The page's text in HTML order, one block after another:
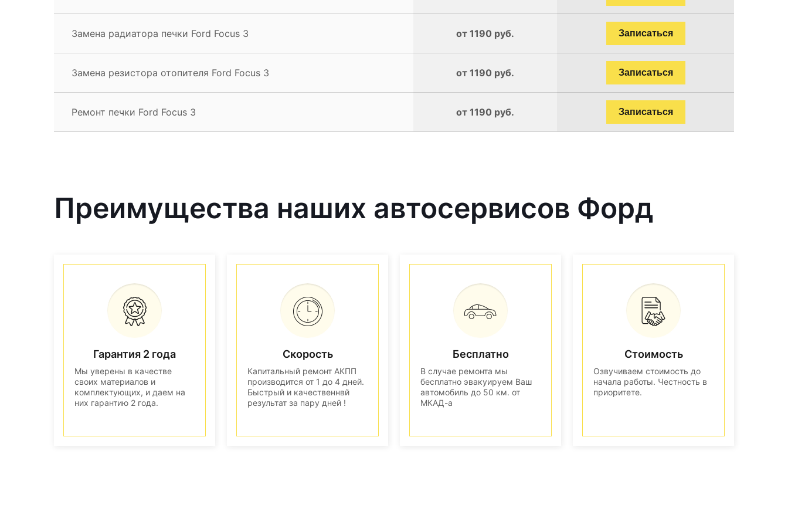
Замена радиатора печки Ford Focus 3 от 1190 руб. Записаться
Замена резистора отопителя Ford Focus 3 от 1190 руб. Записаться
Ремонт печки Ford Focus 3 от 1190 руб. Записаться
Преимущества наших автосервисов Форд
Гарантия 2 года
Мы уверены в качестве
своих материалов и
комплектующих, и даем на
них гарантию 2 года.
Скорость
Капитальный ремонт АКПП
производится от 1 до 4 дней.
Быстрый и качественнвй
результат за пару дней !
Бесплатно
В случае ремонта мы
бесплатно эвакуируем Ваш
автомобиль до 50 км. от
МКАД-а
Стоимость
Озвучиваем стоимость до
начала работы. Честность в
приоритете.